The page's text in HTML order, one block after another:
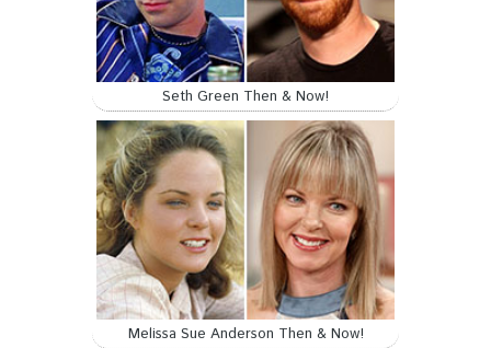
Seth Green Then & Now!
Melissa Sue Anderson Then & Now!